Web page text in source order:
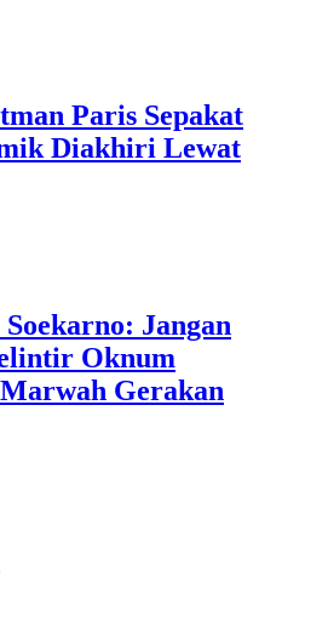
Paris Sepakat
Diakhiri Lewat
Jangan
Oknum
Gerakan